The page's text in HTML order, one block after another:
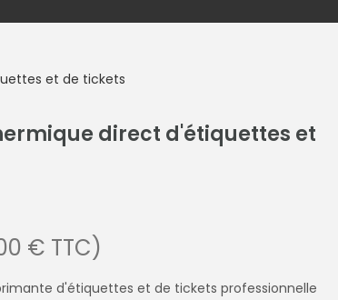
et de tickets
direct d'étiquettes et
€ TTC)
d'étiquettes et de tickets professionnelle